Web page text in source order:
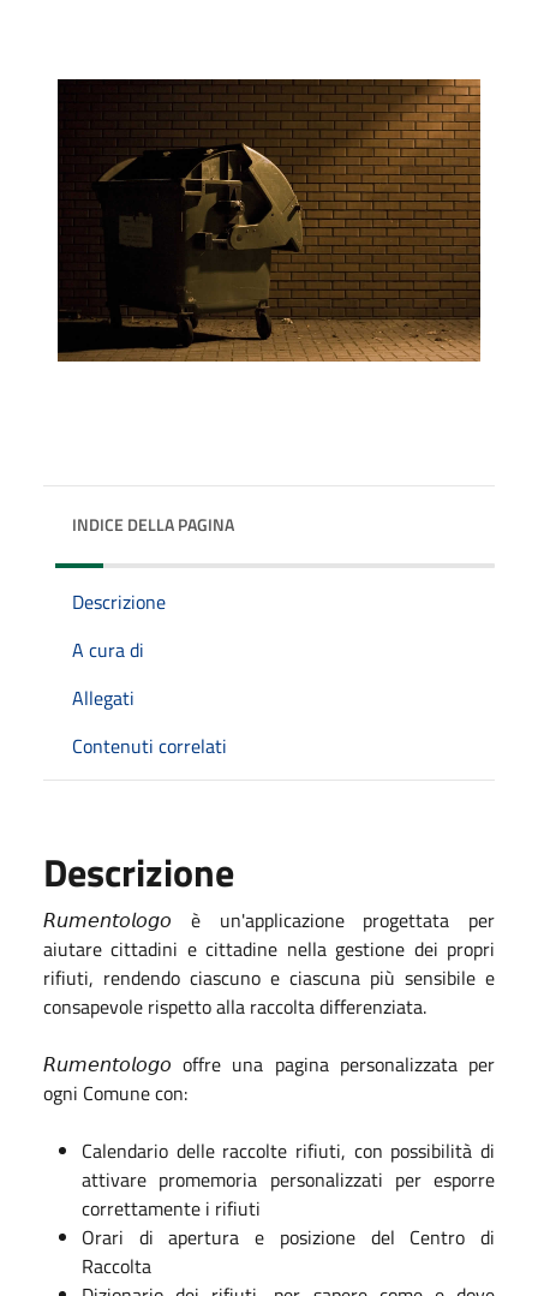
INDICE DELLA PAGINA
Descrizione
A cura di
Allegati
Contenuti correlati
Descrizione
𝘙𝘶𝘮𝘦𝘯𝘵𝘰𝘭𝘰𝘨𝘰 è un'applicazione progettata per
aiutare cittadini e cittadine nella gestione dei propri
rifiuti, rendendo ciascuno e ciascuna più sensibile e
consapevole rispetto alla raccolta differenziata.
𝘙𝘶𝘮𝘦𝘯𝘵𝘰𝘭𝘰𝘨𝘰 offre una pagina personalizzata per
ogni Comune con:
Calendario delle raccolte rifiuti, con possibilità di
attivare promemoria personalizzati per esporre
correttamente i rifiuti
Orari di apertura e posizione del Centro di
Raccolta